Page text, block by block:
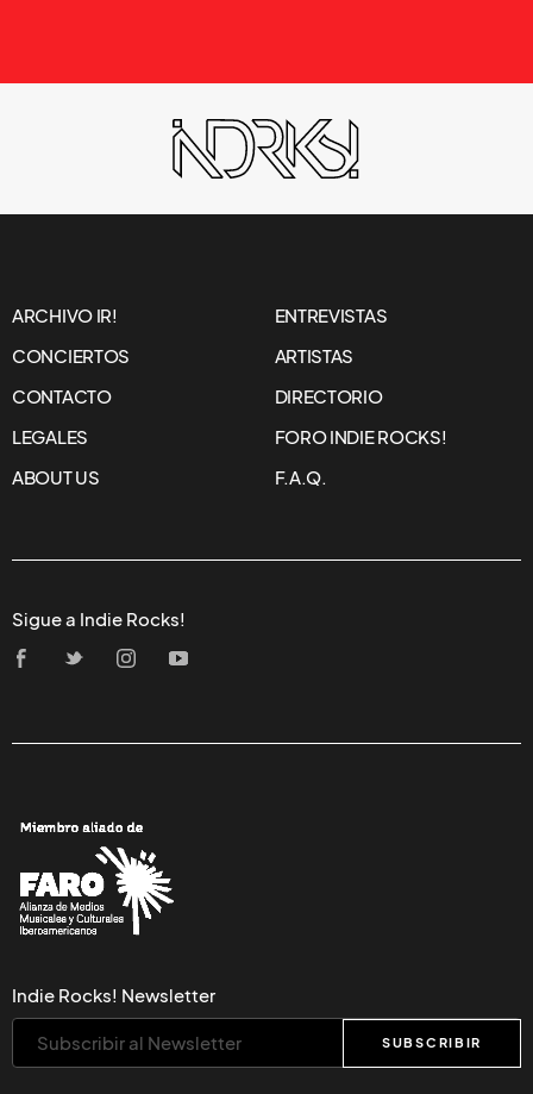
ARCHIVO IR!
ENTREVISTAS
CONCIERTOS
ARTISTAS
CONTACTO
DIRECTORIO
LEGALES
FORO INDIE ROCKS!
ABOUT US
F.A.Q.
Sigue a Indie Rocks!
Indie Rocks! Newsletter